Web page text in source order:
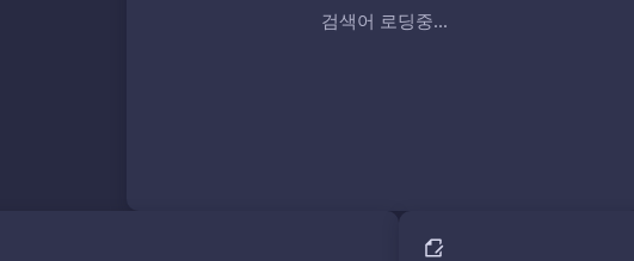
검색어 로딩중...